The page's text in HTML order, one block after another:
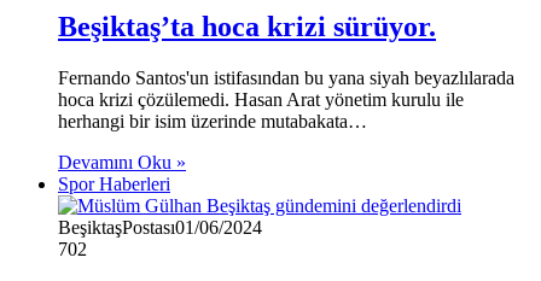
Beşiktaş’ta hoca krizi sürüyor.
Fernando Santos'un istifasından bu yana siyah beyazlılarada
hoca krizi çözülemedi. Hasan Arat yönetim kurulu ile
herhangi bir isim üzerinde mutabakata…
Devamını Oku »
Spor Haberleri
BeşiktaşPostası01/06/2024
702